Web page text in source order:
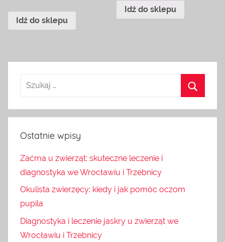
Idź do sklepu
Idź do sklepu
Ostatnie wpisy
Zaćma u zwierząt: skuteczne leczenie i
diagnostyka we Wrocławiu i Trzebnicy
Okulista zwierzęcy: kiedy i jak pomóc oczom
pupila
Diagnostyka i leczenie jaskry u zwierząt we
Wrocławiu i Trzebnicy